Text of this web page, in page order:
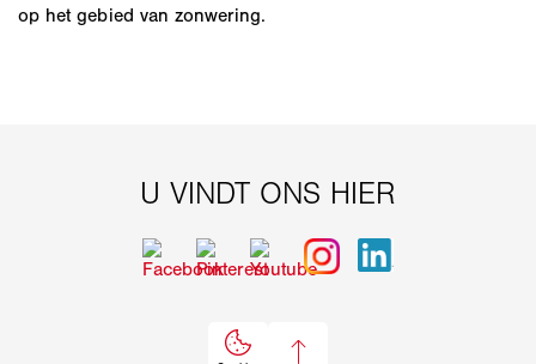
op het gebied van zonwering.